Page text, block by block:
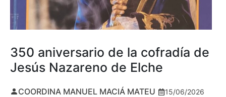
350 aniversario de la cofradía de
Jesús Nazareno de Elche
COORDINA MANUEL MACIÁ MATEU 15/06/2026